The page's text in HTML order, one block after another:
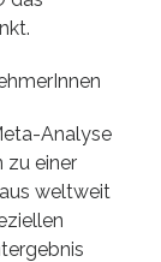
Analyse
zu einer
weltweit